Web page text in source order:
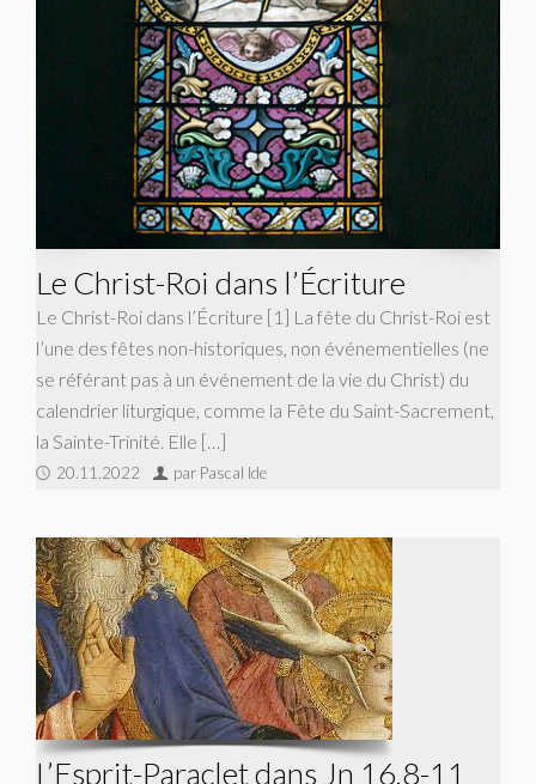
Le Christ-Roi dans l’Écriture
Le Christ-Roi dans l’Écriture [1] La fête du Christ-Roi est
l’une des fêtes non-historiques, non événementielles (ne
se référant pas à un événement de la vie du Christ) du
calendrier liturgique, comme la Fête du Saint-Sacrement,
la Sainte-Trinité. Elle […]
20.11.2022 par Pascal Ide
L’Esprit-Paraclet dans Jn 16,8-11